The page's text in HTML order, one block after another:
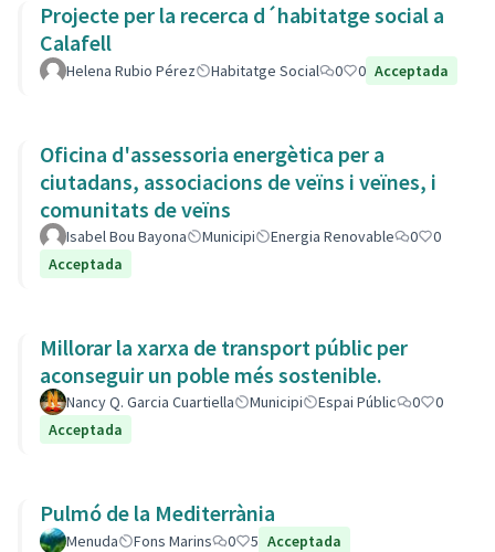
Projecte per la recerca d´habitatge social a
Calafell
Helena Rubio Pérez Habitatge Social 0 0 Acceptada
Oficina d'assessoria energètica per a
ciutadans, associacions de veïns i veïnes, i
comunitats de veïns
Isabel Bou Bayona Municipi Energia Renovable 0
0
Acceptada
Millorar la xarxa de transport públic per
aconseguir un poble més sostenible.
Nancy Q. Garcia Cuartiella Municipi Espai Públic 0
0
Acceptada
Pulmó de la Mediterrània
Menuda Fons Marins 0 5 Acceptada